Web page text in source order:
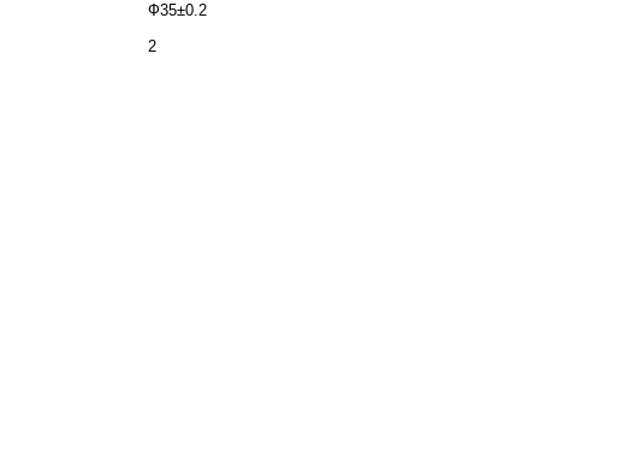
Ф35±0.2
2